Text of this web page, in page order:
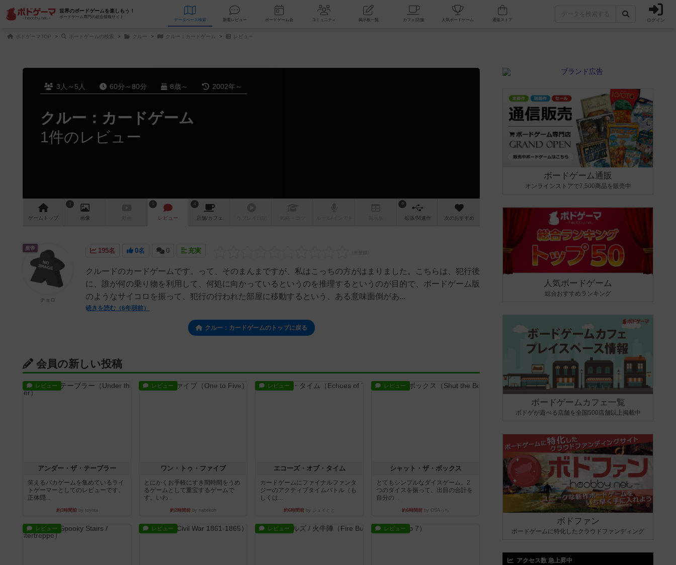
世界のボードゲームを楽しもう！
ボードゲーム専門の総合情報サイト
データベース 検索 新着レビュー ボードゲーム会 コミュニティ 掲示板一覧 カフェ/店舗 人気ボードゲーム ログイン
ボドゲーマTOP ボードゲームの検索 クルー クルー：カードゲーム レビュー
3人～5人 60分～80分 8歳～ 2002年～
クルー：カードゲーム
1件のレビュー
ゲーム トップ
1
画像
1
レビュー
4
店舗/カフェ
6
拡張/関連作 次のおすすめ
195名 0名 0 充実
クルードのカードゲームです。って、そのまんまですが、私はこっちの方がはまりました。こちらは、犯行後
に、誰が何の乗り物を利用して、何処に向かっているというのを推理するというのが目的で、ボードゲーム版
のようなサイコロを振って、犯行の行われた部屋に移動するという、ある意味面倒があ...
続きを読む（6年弱前）
皇帝
チョロ
クルー：カードゲームのトップに戻る
会員の新しい投稿
レビュー
アンダー・ザ・テーブラー
笑えるバカゲームを集めているライ
トゲーマーとしてのレビューです。
正体隠...
約1時間前by toyota
レビュー
ワン・トゥ・ファイブ
とにかくお手軽にすき間時間をうめ
るゲームとして重宝するゲームで
す。いわ...
約2時間前 by nabekoh
レビュー
エコーズ・オブ・タイム
カードゲームにファイナルファンタ
ジーのアクティブタイムバトル（も
しくは...
約6時間前 by ジェイとと
レビュー
シャット・ザ・ボックス
とてもシンプルなダイスゲーム。2
つのダイスを振って、出目の合計を
自分の...
約6時間前 by OSAっち
レビュー レビュー レビュー レビュー
ボードゲーム通販
オンラインストアで7,500商品を販売中
人気ボードゲーム
総合おすすめランキング
ボードゲームカフェ一覧
ボドゲが遊べる店舗を全国500店舗以上掲載中
ボドファン
ボードゲームに特化したクラウドファンディング
アクセス数 急上昇中